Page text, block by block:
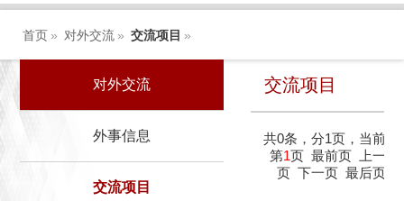
首页 » 对外交流 » 交流项目 »
对外交流
外事信息
交流项目
交流项目
共0条，分1页，当前
第1页 最前页
上一
页 下一页 最后页